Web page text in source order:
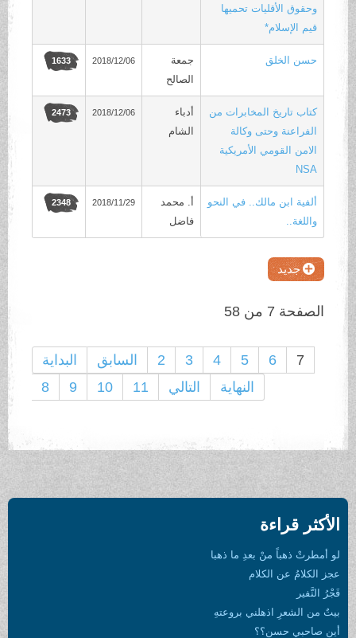
وحقوق الأقليات تحميها
قيم الإسلام*
حسن الخلق
جمعة
الصالح
2018/12/06
1633
كتاب تاريخ المخابرات من
الفراعنة وحتى وكالة
الامن القومي الأمريكية
NSA
أدباء
الشام
2018/12/06
2473
ألفية ابن مالك.. في النحو
واللغة..
أ. محمد
فاضل
2018/11/29
2348
جديد
الصفحة 7 من 58
البداية السابق
التالي النهاية
الأكثر قراءة
لو أمطرتْ ذهباً منْ بعدِ ما ذهبا
عجز الكلامُ عن الكلام
فَجْرُ النَّفير
بيتٌ من الشعرِ اذهلني بروعتهِ
أين صاحبي حسن؟؟